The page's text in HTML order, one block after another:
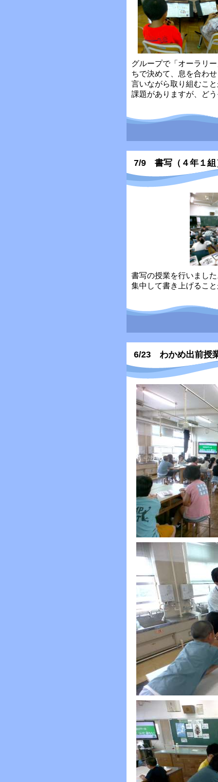
グループで「オーラリ
ちで決めて、息を合わ
言いながら取り組むこ
課題がありますが、ど
7/9 書写（４年１組
書写の授業を行いまし
集中して書き上げるこ
6/23 わかめ出前授